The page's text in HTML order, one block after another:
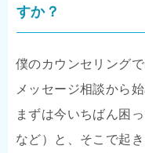
すか？
僕のカウンセリング
メッセージ相談から
まずは今いちばん困
など）と、そこで起